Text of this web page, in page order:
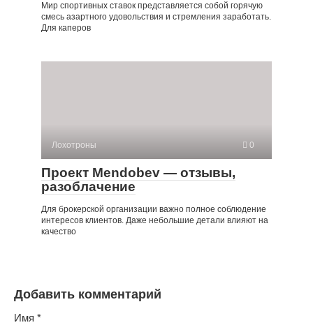
Мир спортивных ставок представляется собой горячую
смесь азартного удовольствия и стремления заработать.
Для каперов
Лохотроны 0
Проект Mendobev — отзывы,
разоблачение
Для брокерской организации важно полное соблюдение
интересов клиентов. Даже небольшие детали влияют на
качество
Добавить комментарий
Имя *